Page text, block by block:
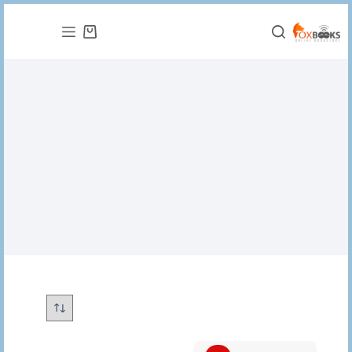
المحتوى
عربة